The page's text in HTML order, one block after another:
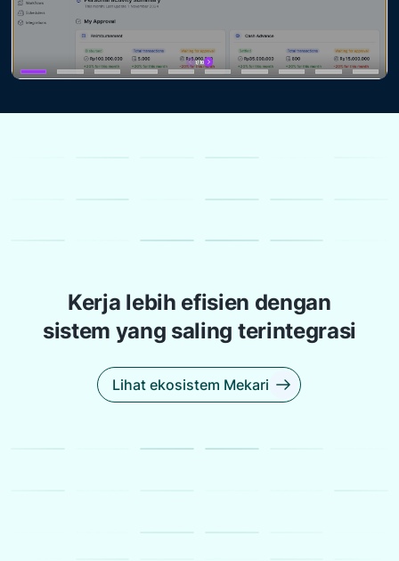
Kerja lebih efisien dengan
sistem yang saling terintegrasi
Lihat ekosistem Mekari